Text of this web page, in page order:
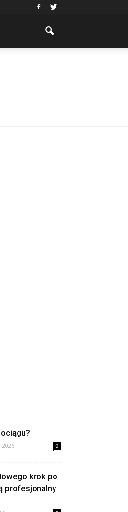
2026 0
krok po
profesjonalny